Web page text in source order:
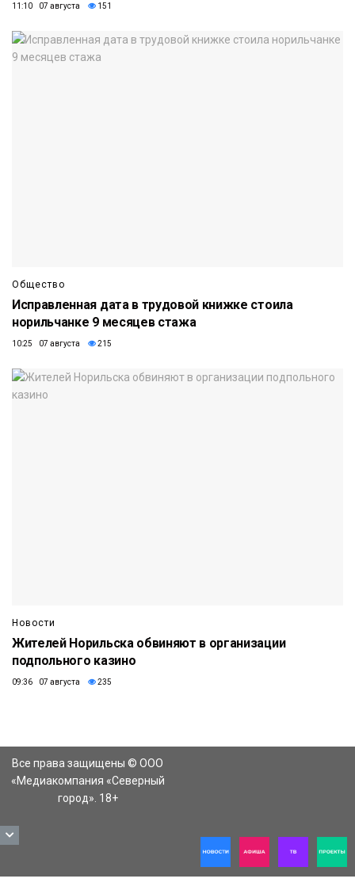
11:10 07 августа 151
Общество
Исправленная дата в трудовой книжке стоила
норильчанке 9 месяцев стажа
10:25 07 августа 215
Новости
Жителей Норильска обвиняют в организации
подпольного казино
09:36 07 августа 235
Все права защищены © ООО
«Медиакомпания «Северный
город». 18+